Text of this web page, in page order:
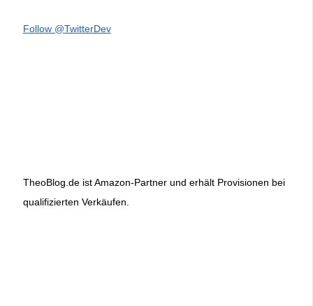
Follow @TwitterDev
TheoBlog.de ist Amazon-Partner und erhält Provisionen bei
qualifizierten Verkäufen.